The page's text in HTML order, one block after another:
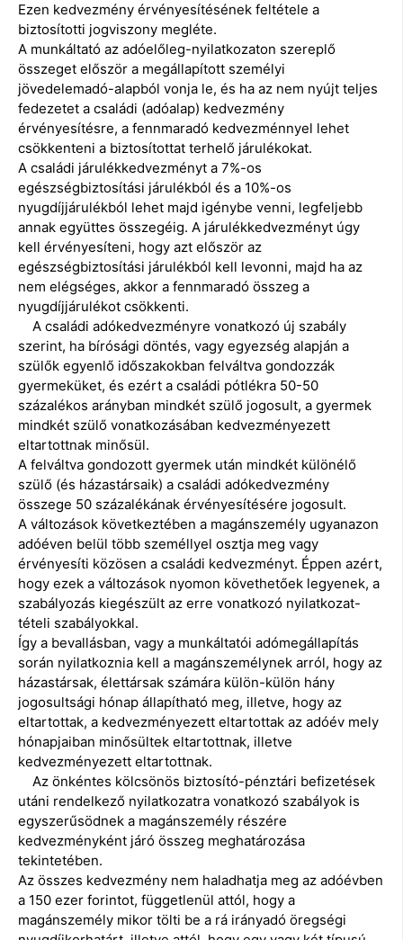
Ezen kedvezmény érvényesítésének feltétele a
biztosítotti jogviszony megléte.
A munkáltató az adóelőleg-nyilatkozaton szereplő
összeget először a megállapított személyi
jövedelemadó-alapból vonja le, és ha az nem nyújt teljes
fedezetet a családi (adóalap) kedvezmény
érvényesítésre, a fennmaradó kedvezménnyel lehet
csökkenteni a biztosítottat terhelő járulékokat.
A családi járulékkedvezményt a 7%-os
egészségbiztosítási járulékból és a 10%-os
nyugdíjjárulékból lehet majd igénybe venni, legfeljebb
annak együttes összegéig. A járulékkedvezményt úgy
kell érvényesíteni, hogy azt először az
egészségbiztosítási járulékból kell levonni, majd ha az
nem elégséges, akkor a fennmaradó összeg a
nyugdíjjárulékot csökkenti.
A családi adókedvezményre vonatkozó új szabály
szerint, ha bírósági döntés, vagy egyezség alapján a
szülők egyenlő időszakokban felváltva gondozzák
gyermeküket, és ezért a családi pótlékra 50-50
százalékos arányban mindkét szülő jogosult, a gyermek
mindkét szülő vonatkozásában kedvezményezett
eltartottnak minősül.
A felváltva gondozott gyermek után mindkét különélő
szülő (és házastársaik) a családi adókedvezmény
összege 50 százalékának érvényesítésére jogosult.
A változások következtében a magánszemély ugyanazon
adóéven belül több személlyel osztja meg vagy
érvényesíti közösen a családi kedvezményt. Éppen azért,
hogy ezek a változások nyomon követhetőek legyenek, a
szabályozás kiegészült az erre vonatkozó nyilatkozat-
tételi szabályokkal.
Így a bevallásban, vagy a munkáltatói adómegállapítás
során nyilatkoznia kell a magánszemélynek arról, hogy az
házastársak, élettársak számára külön-külön hány
jogosultsági hónap állapítható meg, illetve, hogy az
eltartottak, a kedvezményezett eltartottak az adóév mely
hónapjaiban minősültek eltartottnak, illetve
kedvezményezett eltartottnak.
Az önkéntes kölcsönös biztosító-pénztári befizetések
utáni rendelkező nyilatkozatra vonatkozó szabályok is
egyszerűsödnek a magánszemély részére
kedvezményként járó összeg meghatározása
tekintetében.
Az összes kedvezmény nem haladhatja meg az adóévben
a 150 ezer forintot, függetlenül attól, hogy a
magánszemély mikor tölti be a rá irányadó öregségi